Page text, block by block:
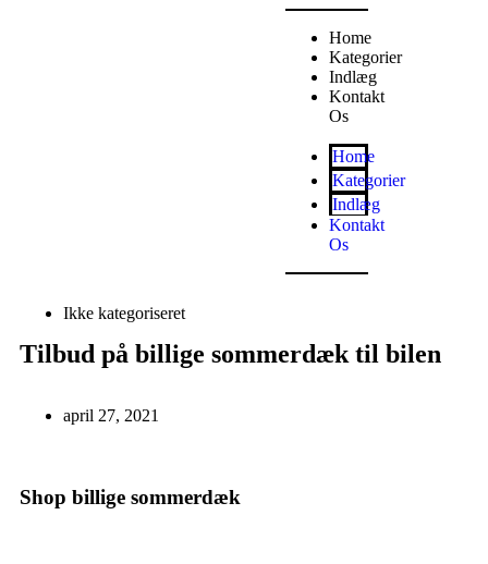
Home
Kategorier
Indlæg
Kontakt
Os
Home
Kategorier
Indlæg
Kontakt
Os
Ikke kategoriseret
Tilbud på billige sommerdæk til bilen
april 27, 2021
Shop billige sommerdæk